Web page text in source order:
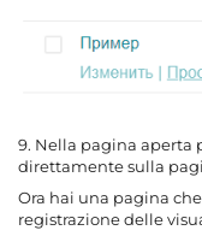
9. Nella pagina aperta
direttamente sulla
Ora hai una pagina
registrazione delle